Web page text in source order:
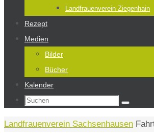
Landfrauenverein Ziegenhain
Rezept
Medien
Bilder
Bücher
Kalender
Suchen
Suchen
Start
Landfrauenverein Sachsenhausen